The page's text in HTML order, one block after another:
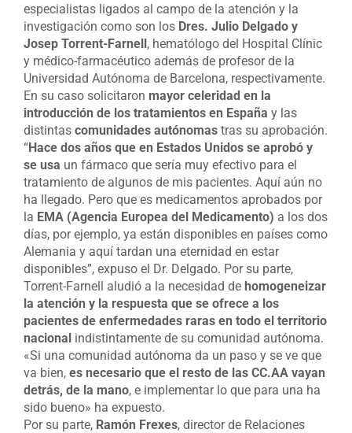
especialistas ligados al campo de la atención y la
investigación como son los Dres. Julio Delgado y
Josep Torrent-Farnell, hematólogo del Hospital Clínic
y médico-farmacéutico además de profesor de la
Universidad Autónoma de Barcelona, respectivamente.
En su caso solicitaron mayor celeridad en la
introducción de los tratamientos en España y las
distintas comunidades autónomas tras su aprobación.
“Hace dos años que en Estados Unidos se aprobó y
se usa un fármaco que sería muy efectivo para el
tratamiento de algunos de mis pacientes. Aquí aún no
ha llegado. Pero que es medicamentos aprobados por
la EMA (Agencia Europea del Medicamento) a los dos
días, por ejemplo, ya están disponibles en países como
Alemania y aquí tardan una eternidad en estar
disponibles”, expuso el Dr. Delgado. Por su parte,
Torrent-Farnell aludió a la necesidad de homogeneizar
la atención y la respuesta que se ofrece a los
pacientes de enfermedades raras en todo el territorio
nacional indistintamente de su comunidad autónoma.
«Si una comunidad autónoma da un paso y se ve que
va bien, es necesario que el resto de las CC.AA vayan
detrás, de la mano, e implementar lo que para una ha
sido bueno» ha expuesto.
Por su parte, Ramón Frexes, director de Relaciones